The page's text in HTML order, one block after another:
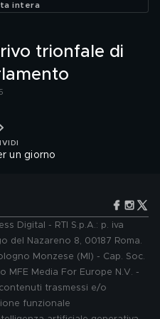
intera
trionfale di
un giorno
Digital - RTI S.p.A.: p. iva
del Nazareno 8, 00187 Roma.
Monzese (MI) - Cap. Soc.
MFE Media For Europe N.V. -
trasmessi e/o
funzionale